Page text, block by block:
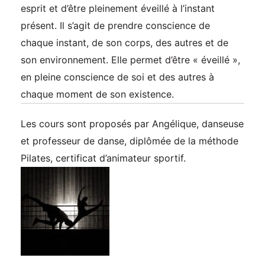
esprit et d’être pleinement éveillé à l’instant
présent. Il s’agit de prendre conscience de
chaque instant, de son corps, des autres et de
son environnement. Elle permet d’être « éveillé »,
en pleine conscience de soi et des autres à
chaque moment de son existence.
Les cours sont proposés par Angélique, danseuse
et professeur de danse, diplômée de la méthode
Pilates, certificat d’animateur sportif.